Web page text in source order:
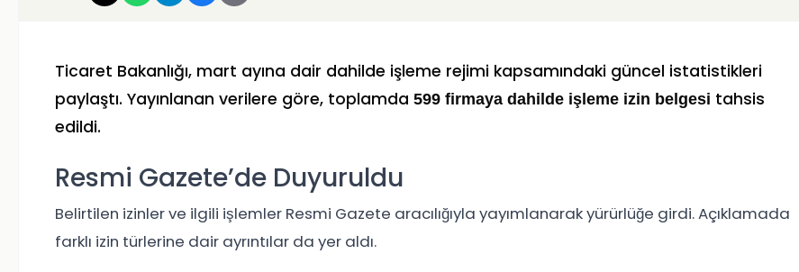
Ticaret Bakanlığı, mart ayına dair dahilde işleme rejimi kapsamındaki güncel istatistikleri
paylaştı. Yayınlanan verilere göre, toplamda 599 firmaya dahilde işleme izin belgesi tahsis
edildi.
Resmi Gazete’de Duyuruldu
Belirtilen izinler ve ilgili işlemler Resmi Gazete aracılığıyla yayımlanarak yürürlüğe girdi. Açıklamada
farklı izin türlerine dair ayrıntılar da yer aldı.